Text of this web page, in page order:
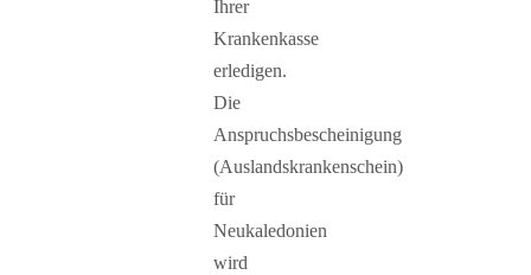
Ihrer
Krankenkasse
erledigen.
Die
Anspruchsbescheinigung
(Auslandskrankenschein)
für
Neukaledonien
wird